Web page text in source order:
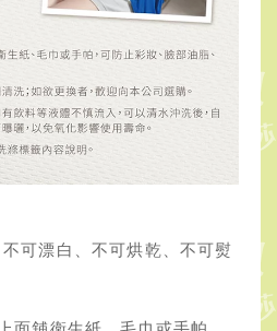
可漂白、不可烘乾、不可熨